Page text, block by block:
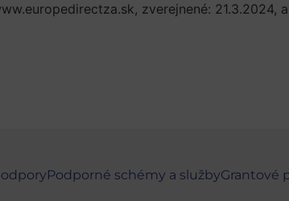
zverejnené: 21.3.2024,
Podporné schémy a službyGrantové